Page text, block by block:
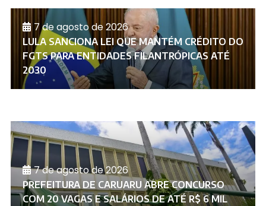
7 de agosto de 2026
LULA SANCIONA LEI QUE MANTÉM CRÉDITO DO
FGTS PARA ENTIDADES FILANTRÓPICAS ATÉ
2030
7 de agosto de 2026
PREFEITURA DE CARUARU ABRE CONCURSO
COM 20 VAGAS E SALÁRIOS DE ATÉ R$ 6 MIL